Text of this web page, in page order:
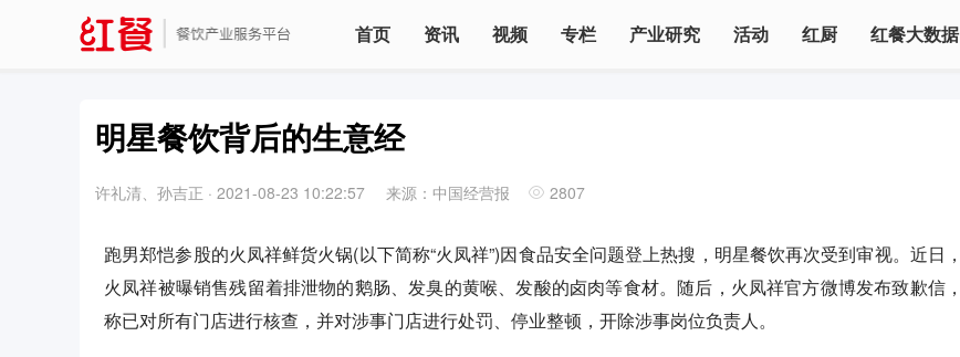
首页 资讯 视频 专栏 产业研究 活动 红厨 红餐大数据
明星餐饮背后的生意经
许礼清、孙吉正 · 2021-08-23 10:22:57 来源：中国经营报 2807
跑男郑恺参股的火凤祥鲜货火锅(以下简称“火凤祥”)因食品安全问题登上热搜，明星餐饮再次受到审视。近日，
火凤祥被曝销售残留着排泄物的鹅肠、发臭的黄喉、发酸的卤肉等食材。随后，火凤祥官方微博发布致歉信，
称已对所有门店进行核查，并对涉事门店进行处罚、停业整顿，开除涉事岗位负责人。